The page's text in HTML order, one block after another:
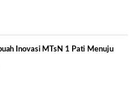
Inovasi MTsN 1 Pati Menuju